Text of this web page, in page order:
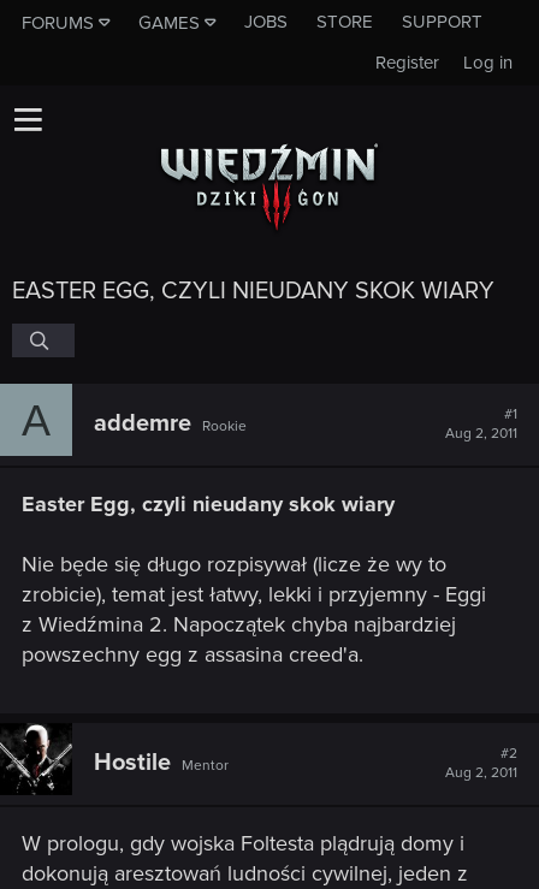
FORUMS GAMES JOBS STORE
SUPPORT
Log in
Register
EASTER EGG, CZYLI NIEUDANY SKOK WIARY
A addemre Rookie
#1
Aug 2, 2011
Easter Egg, czyli nieudany skok wiary
Nie będe się długo rozpisywał (licze że wy to
zrobicie), temat jest łatwy, lekki i przyjemny - Eggi
z Wiedźmina 2. Napoczątek chyba najbardziej
powszechny egg z assasina creed'a.
Hostile Mentor
#2
Aug 2, 2011
W prologu, gdy wojska Foltesta plądrują domy i
dokonują aresztowań ludności cywilnej, jeden z